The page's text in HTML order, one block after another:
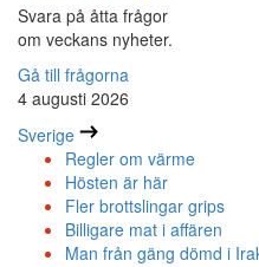
Svara på åtta frågor
om veckans nyheter.
Gå till frågorna
4 augusti 2026
Sverige
Regler om värme
Hösten är här
Fler brottslingar grips
Billigare mat i affären
Man från gäng dömd i